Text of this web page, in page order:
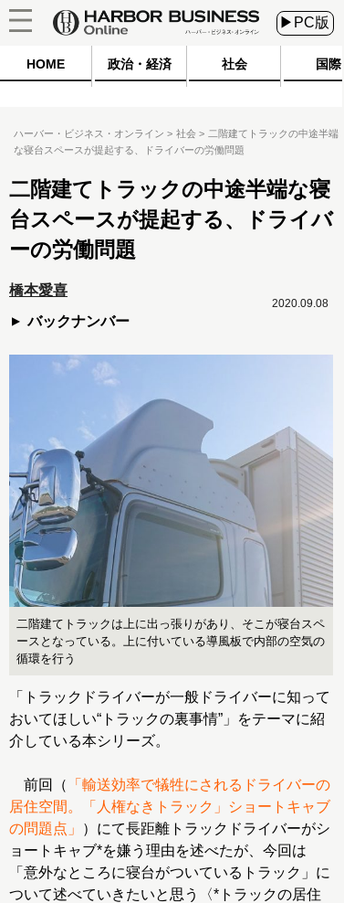
▶PC版
HOME 政治・経済 社会 国際
ハーバー・ビジネス・オンライン 社会
二階建てトラックの中途半端
な寝台スペースが提起する、ドライバーの労働問題
二階建てトラックの中途半端な寝
台スペースが提起する、ドライバ
ーの労働問題
橋本愛喜
バックナンバー
2020.09.08
二階建てトラックは上に出っ張りがあり、そこが寝台スペ
ースとなっている。上に付いている導風板で内部の空気の
循環を行う
「トラックドライバーが一般ドライバーに知って
おいてほしい“トラックの裏事情”」をテーマに紹
介している本シリーズ。
前回（
「輸送効率で犠牲にされるドライバーの
居住空間。「人権なきトラック」ショートキャブ
の問題点」
）にて長距離トラックドライバーがシ
ョートキャブ*を嫌う理由を述べたが、今回は
「意外なところに寝台がついているトラック」に
ついて述べていきたいと思う〈*トラックの居住